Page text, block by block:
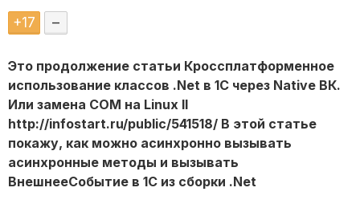
+17 –
Это продолжение статьи Кроссплатформенное
использование классов .Net в 1С через Native ВК.
Или замена COM на Linux II
http://infostart.ru/public/541518/ В этой статье
покажу, как можно асинхронно вызывать
асинхронные методы и вызывать
ВнешнееСобытие в 1С из сборки .Net